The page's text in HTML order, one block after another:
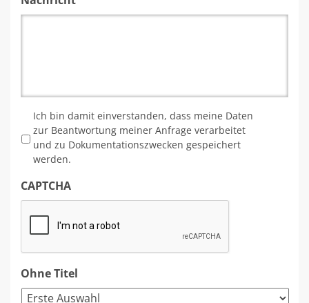
Ich bin damit einverstanden, dass meine Daten
zur Beantwortung meiner Anfrage verarbeitet
und zu Dokumentationszwecken gespeichert
werden.
CAPTCHA
Ohne Titel